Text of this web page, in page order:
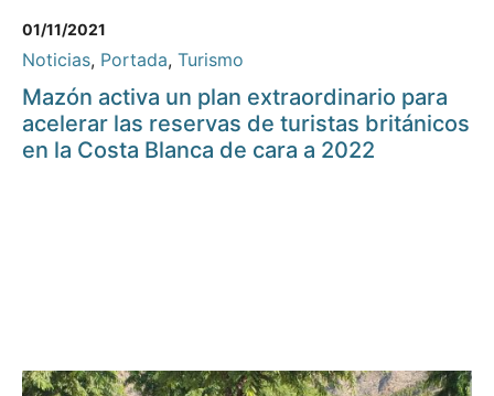
01/11/2021
Noticias, Portada, Turismo
Mazón activa un plan extraordinario para
acelerar las reservas de turistas británicos
en la Costa Blanca de cara a 2022